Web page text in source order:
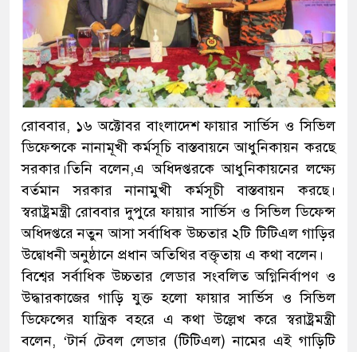
রোববার, ১৬ অক্টোবর বাংলাদেশ ফায়ার সার্ভিস ও সিভিল
ডিফেন্সকে নানামূখী কর্মসূচি বাস্তবায়নে আধুনিকায়ন করছে
সরকার।তিনি বলেন,এ অধিদপ্তরকে আধুনিকায়নের লক্ষ্যে
বর্তমান সরকার নানামুখী কর্মসূচী বাস্তবায়ন করছে।
স্বরাষ্ট্রমন্ত্রী রোববার দুপুরে ফায়ার সার্ভিস ও সিভিল ডিফেন্স
অধিদপ্তরে নতুন আসা সর্বাধিক উচ্চতার ২টি টিটিএল গাড়ির
উদ্বোধনী অনুষ্ঠানে প্রধান অতিথির বক্তৃতায় এ কথা বলেন।
বিশ্বের সর্বাধিক উচ্চতার লেডার সংবলিত অগ্নিনির্বাপণ ও
উদ্ধারকাজের গাড়ি যুক্ত হলো ফায়ার সার্ভিস ও সিভিল
ডিফেন্সের যান্ত্রিক বহরে এ কথা উল্লেখ করে স্বরাষ্ট্রমন্ত্রী
বলেন, ‘টার্ন টেবল লেডার (টিটিএল) নামের এই গাড়িটি